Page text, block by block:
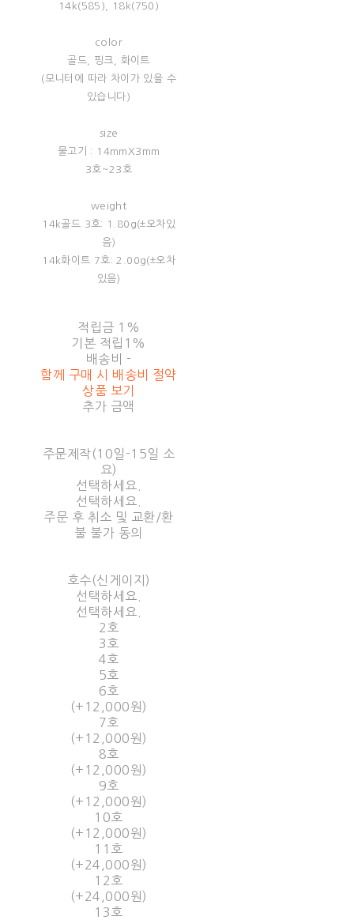
14k(585), 18k(750)
color
골드, 핑크, 화이트
(모니터에 따라 차이가 있을 수
있습니다)
size
물고기 : 14mmX3mm
3호~23호
weight
14k골드 3호: 1.80g(±오차있
음)
14k화이트 7호: 2.00g(±오차
있음)
적립금 1%
기본 적립 1%
배송비 -
함께 구매 시 배송비 절약
상품 보기
추가 금액
주문제작(10일-15일 소
요)
선택하세요.
선택하세요.
주문 후 취소 및 교환/환
불 불가 동의
호수(신게이지)
선택하세요.
선택하세요.
2호
3호
4호
5호
6호
(+12,000원)
7호
(+12,000원)
8호
(+12,000원)
9호
(+12,000원)
10호
(+12,000원)
11호
(+24,000원)
12호
(+24,000원)
13호